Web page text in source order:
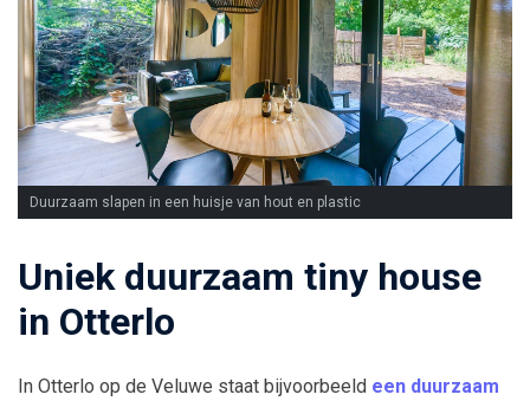
Duurzaam slapen in een huisje van hout en plastic
Uniek duurzaam tiny house
in Otterlo
In Otterlo op de Veluwe staat bijvoorbeeld een duurzaam